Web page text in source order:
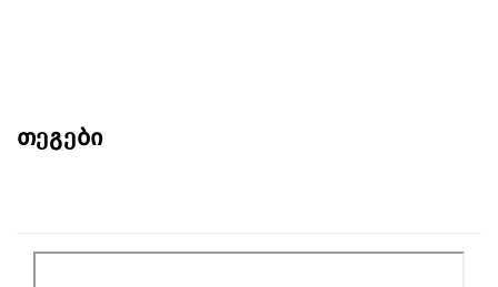
თეგები